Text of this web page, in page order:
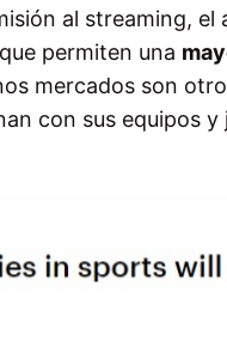
al streaming,
permiten una
mercados son
con sus equipos